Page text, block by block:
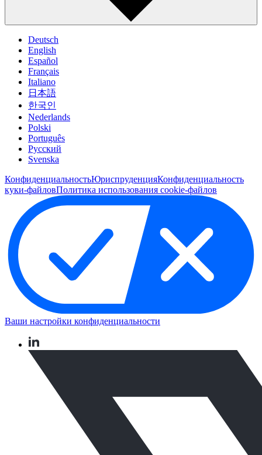
Deutsch
English
Español
Français
Italiano
日本語
한국인
Nederlands
Polski
Português
Pусский
Svenska
КонфиденциальностьЮриспруденцияКонфиденциальность
куки-файловПолитика использования cookie-файлов
Ваши настройки конфиденциальности